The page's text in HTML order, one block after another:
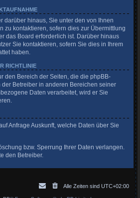
darüber hinaus, Sie unter den von Ihnen
zu kontaktieren, sofern dies zur Übermittlung
das Board erforderlich ist. Darüber hinaus
Sie kontaktieren, sofern Sie dies in Ihrem
haben.
RICHTLINIE
den Bereich der Seiten, die die phpBB-
der Betreiber in anderen Bereichen seiner
Daten verarbeitet, wird er Sie
Anfrage Auskunft, welche Daten über Sie
bzw. Sperrung Ihrer Daten verlangen.
den Betreiber.
Alle Zeiten sind UTC+02:00